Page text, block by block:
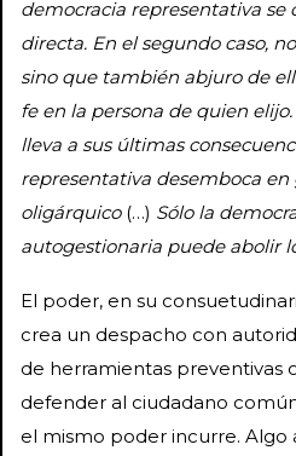
democracia representativa se
directa. En el segundo caso,
sino que también abjuro de
fe en la persona de quien
lleva a sus últimas
representativa desemboca
oligárquico (…) Sólo la
autogestionaria puede abolir
El poder, en su
crea un despacho con
de herramientas preventivas
defender al ciudadano
el mismo poder incurre. Algo